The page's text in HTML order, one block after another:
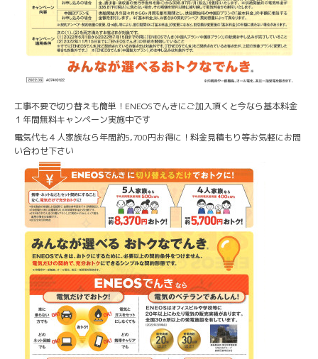
工事不要で切り替えも簡単！ENEOSでんきにご加入頂くと今なら基本料金
１年間無料キャンペーン実施中です
電気代も４人家族なら年間約5,700円お得に！料金見積もり等お気軽にお問
い合わせ下さい